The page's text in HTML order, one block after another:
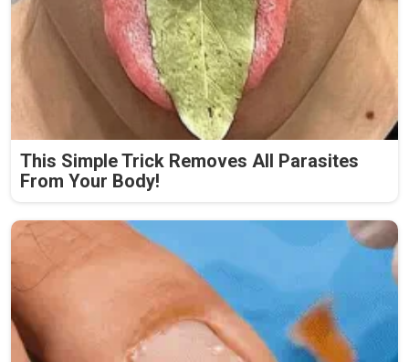
This Simple Trick Removes All Parasites
From Your Body!